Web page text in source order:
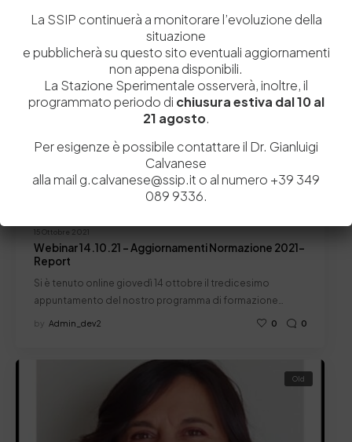
15 Ottobre 2021
Newsletter
Webinar 14.10.21 – Aggiornamenti Normazione 2021-
Report
Si è tenuto online giovedì 14 ottobre il tredicesimo
appuntamento del nostro programma di formazione…
by Admin_dev2 0 0
Old
La SSIP continuerà a monitorare l’evoluzione della
situazione
e pubblicherà su questo sito eventuali aggiornamenti
non appena disponibili.
La Stazione Sperimentale osserverà, inoltre, il
programmato periodo di chiusura estiva dal 10 al
21 agosto.
Per esigenze è possibile contattare il Dr. Gianluigi
Calvanese
alla mail g.calvanese@ssip.it o al numero +39 349
089 9336.